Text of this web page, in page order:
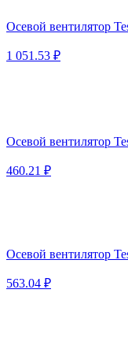
Осевой вентилятор
1 051.53 ₽
Осевой вентилятор
460.21 ₽
Осевой вентилятор
563.04 ₽